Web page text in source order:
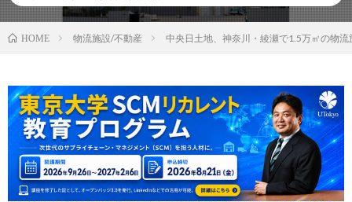
HOME 物流施設/不動産 中央日土地、神奈川・綾瀬で1.5万㎡の物流